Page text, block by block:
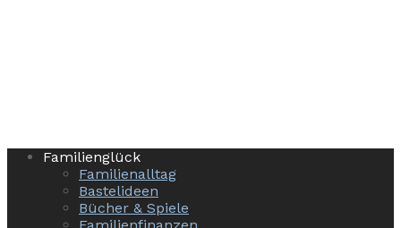
Familienglück
Familienalltag
Bastelideen
Bücher & Spiele
Familienfinanzen